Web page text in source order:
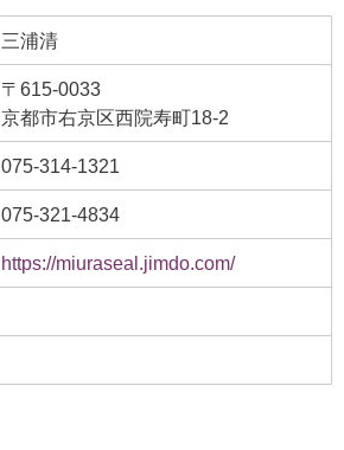
三浦清
〒615-0033
京都市右京区西院寿町18-2
075-314-1321
075-321-4834
https://miuraseal.jimdo.com/